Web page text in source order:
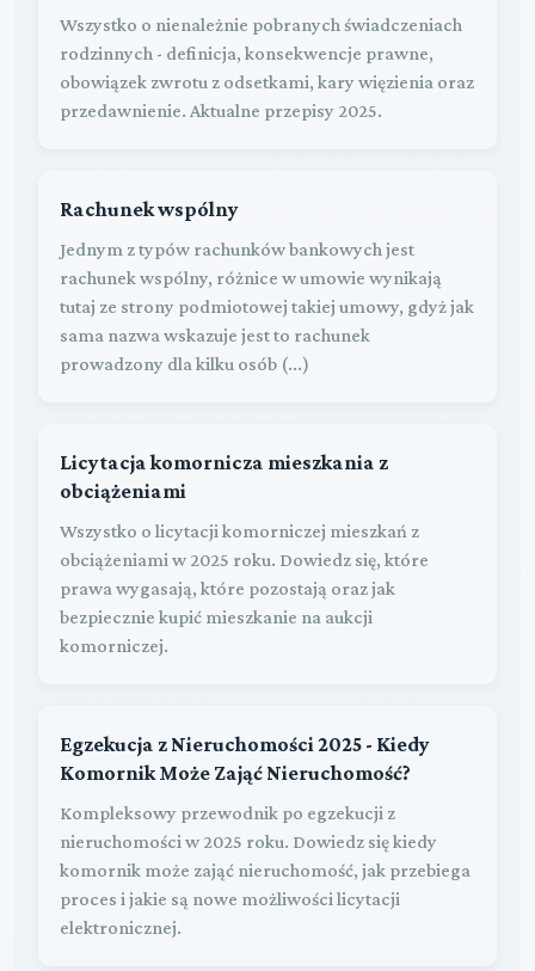
Wszystko o nienależnie pobranych świadczeniach
rodzinnych - definicja, konsekwencje prawne,
obowiązek zwrotu z odsetkami, kary więzienia oraz
przedawnienie. Aktualne przepisy 2025.
Rachunek wspólny
Jednym z typów rachunków bankowych jest
rachunek wspólny, różnice w umowie wynikają
tutaj ze strony podmiotowej takiej umowy, gdyż jak
sama nazwa wskazuje jest to rachunek
prowadzony dla kilku osób (...)
Licytacja komornicza mieszkania z
obciążeniami
Wszystko o licytacji komorniczej mieszkań z
obciążeniami w 2025 roku. Dowiedz się, które
prawa wygasają, które pozostają oraz jak
bezpiecznie kupić mieszkanie na aukcji
komorniczej.
Egzekucja z Nieruchomości 2025 - Kiedy
Komornik Może Zająć Nieruchomość?
Kompleksowy przewodnik po egzekucji z
nieruchomości w 2025 roku. Dowiedz się kiedy
komornik może zająć nieruchomość, jak przebiega
proces i jakie są nowe możliwości licytacji
elektronicznej.